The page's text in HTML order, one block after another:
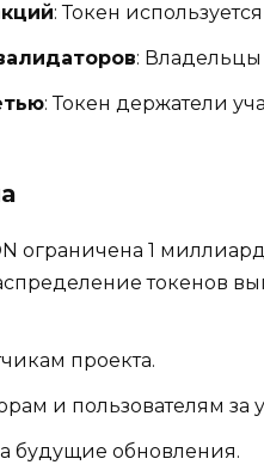
: Токен
: Владельцы
: Токен держатели
ограничена 1
токенов
проекта.
и пользователям за
будущие обновления.